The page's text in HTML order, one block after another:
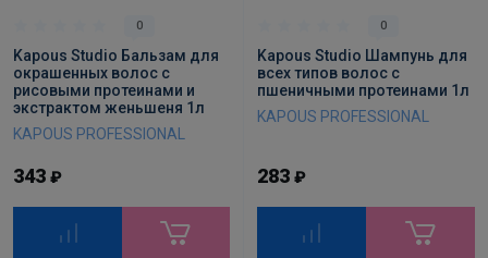
0
Kapous Studio Бальзам для
окрашенных волос с
рисовыми протеинами и
экстрактом женьшеня 1л
KAPOUS PROFESSIONAL
343 ₽
0
Kapous Studio Шампунь для
всех типов волос с
пшеничными протеинами 1л
KAPOUS PROFESSIONAL
283 ₽